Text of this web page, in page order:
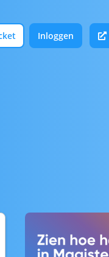
Inloggen